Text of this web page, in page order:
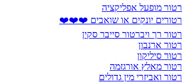
מופעל אפליקציה
יונקים או שואבים ❤️❤️❤️
רך ויברטור סייבר סקין
ארנבון
סיליקון
מאלץ אורגזמה
ואביזרי מין גדולים